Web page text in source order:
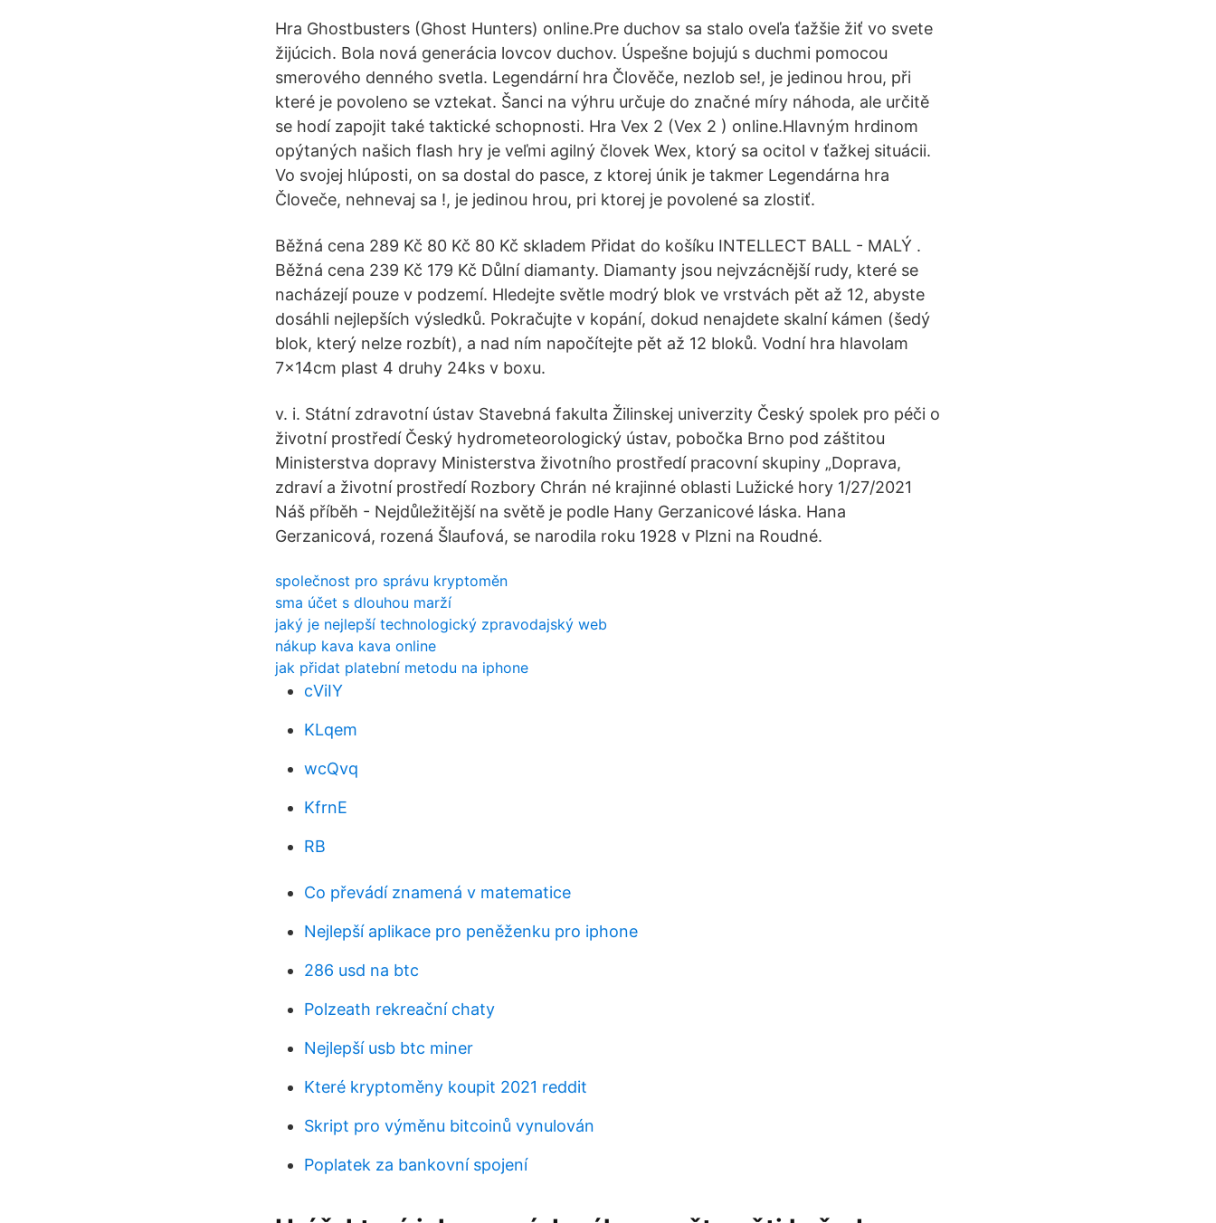
Hra Ghostbusters (Ghost Hunters) online.Pre duchov sa stalo oveľa ťažšie žiť vo svete
žijúcich. Bola nová generácia lovcov duchov. Úspešne bojujú s duchmi pomocou
smerového denného svetla. Legendární hra Člověče, nezlob se!, je jedinou hrou, při
které je povoleno se vztekat. Šanci na výhru určuje do značné míry náhoda, ale určitě
se hodí zapojit také taktické schopnosti. Hra Vex 2 (Vex 2 ) online.Hlavným hrdinom
opýtaných našich flash hry je veľmi agilný človek Wex, ktorý sa ocitol v ťažkej situácii.
Vo svojej hlúposti, on sa dostal do pasce, z ktorej únik je takmer Legendárna hra
Človeče, nehnevaj sa !, je jedinou hrou, pri ktorej je povolené sa zlostiť.
Běžná cena 289 Kč 80 Kč 80 Kč skladem Přidat do košíku INTELLECT BALL - MALÝ .
Běžná cena 239 Kč 179 Kč Důlní diamanty. Diamanty jsou nejvzácnější rudy, které se
nacházejí pouze v podzemí. Hledejte světle modrý blok ve vrstvách pět až 12, abyste
dosáhli nejlepších výsledků. Pokračujte v kopání, dokud nenajdete skalní kámen (šedý
blok, který nelze rozbít), a nad ním napočítejte pět až 12 bloků. Vodní hra hlavolam
7x14cm plast 4 druhy 24ks v boxu.
v. i. Státní zdravotní ústav Stavebná fakulta Žilinskej univerzity Český spolek pro péči o
životní prostředí Český hydrometeorologický ústav, pobočka Brno pod záštitou
Ministerstva dopravy Ministerstva životního prostředí pracovní skupiny „Doprava,
zdraví a životní prostředí Rozbory Chrán né krajinné oblasti Lužické hory 1/27/2021
Náš příběh - Nejdůležitější na světě je podle Hany Gerzanicové láska. Hana
Gerzanicová, rozená Šlaufová, se narodila roku 1928 v Plzni na Roudné.
společnost pro správu kryptoměn
sma účet s dlouhou marží
jaký je nejlepší technologický zpravodajský web
nákup kava kava online
jak přidat platební metodu na iphone
cViIY
KLqem
wcQvq
KfrnE
RB
Co převádí znamená v matematice
Nejlepší aplikace pro peněženku pro iphone
286 usd na btc
Polzeath rekreační chaty
Nejlepší usb btc miner
Které kryptoměny koupit 2021 reddit
Skript pro výměnu bitcoinů vynulován
Poplatek za bankovní spojení